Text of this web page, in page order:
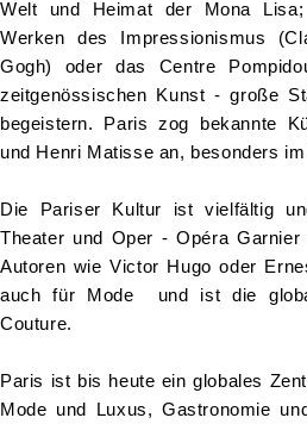
Welt und Heimat der Mona
Werken des Impressionismus
Gogh) oder das Centre
zeitgenössischen Kunst - große
begeistern. Paris zog bekannte
und Henri Matisse an, besonders
Die Pariser Kultur ist vielfältig
Theater und Oper - Opéra
Autoren wie Victor Hugo oder
auch für Mode und ist die
Couture.
Paris ist bis heute ein globales
Mode und Luxus, Gastronomie